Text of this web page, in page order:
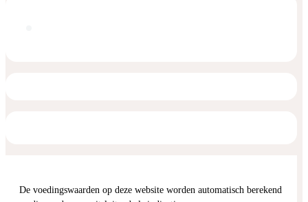
De voedingswaarden op deze website worden automatisch berekend